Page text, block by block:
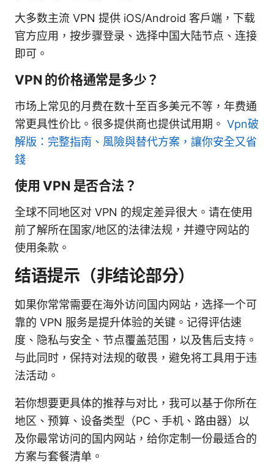
大多数主流 VPN 提供 iOS/Android 客户端，下载
官方应用，按步骤登录、选择中国大陆节点、连接
即可。
VPN 的价格通常是多少？
市场上常见的月费在数十至百多美元不等，年费通
常更具性价比。很多提供商也提供试用期。 Vpn破
解版：完整指南、風險與替代方案，讓你安全又省
錢
使用 VPN 是否合法？
全球不同地区对 VPN 的规定差异很大。请在使用
前了解所在国家/地区的法律法规，并遵守网站的
使用条款。
结语提示（非结论部分）
如果你常常需要在海外访问国内网站，选择一个可
靠的 VPN 服务是提升体验的关键。记得评估速
度、隐私与安全、节点覆盖范围，以及售后支持。
与此同时，保持对法规的敬畏，避免将工具用于违
法活动。
若你想要更具体的推荐与对比，我可以基于你所在
地区、预算、设备类型（PC、手机、路由器）以
及你最常访问的国内网站，给你定制一份最适合的
方案与套餐清单。